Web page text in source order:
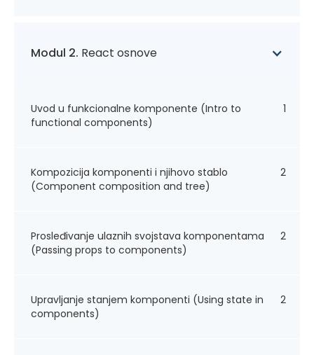
Modul 2. React osnove
Uvod u funkcionalne komponente (Intro to
functional components)
1
Kompozicija komponenti i njihovo stablo
(Component composition and tree)
2
Prosleđivanje ulaznih svojstava komponentama
(Passing props to components)
2
Upravljanje stanjem komponenti (Using state in
components)
2